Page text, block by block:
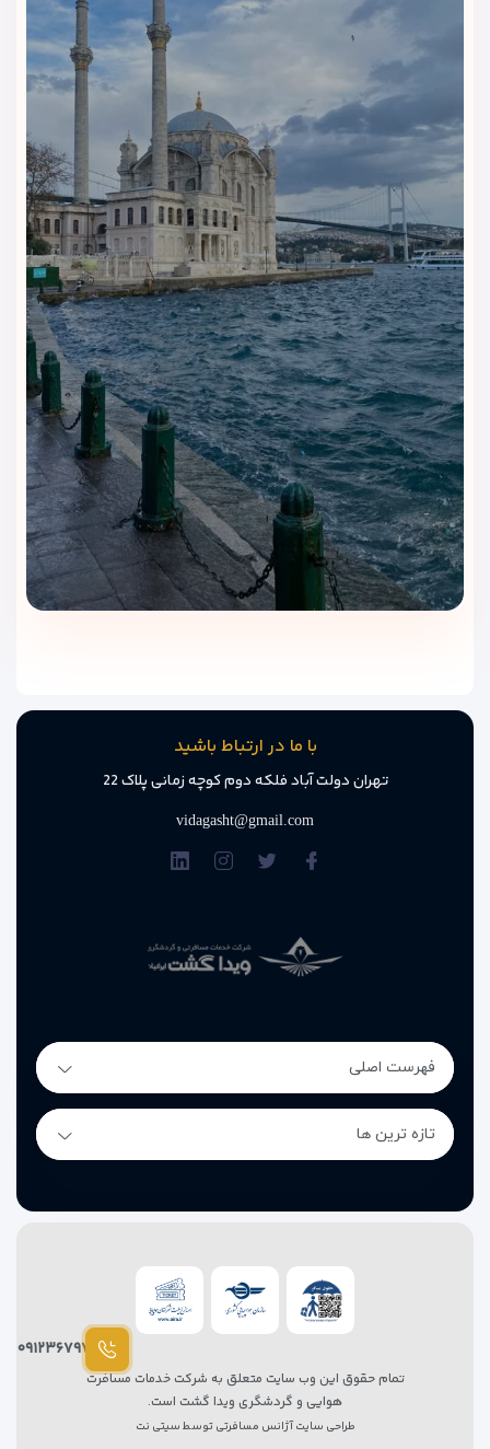
با ما در ارتباط باشید
تهران دولت آباد فلکه دوم کوچه زمانی پلاک 22
vidagasht@gmail.com
فهرست اصلی
تازه ترین ها
تمام حقوق این وب سایت متعلق به شرکت خدمات مسافرت
هوایی و گردشگری ویدا گشت است.
طراحی سایت آژانس مسافرتیتوسطسیتی نت
۰۹۱۲۳۶۷۹۷۸۷